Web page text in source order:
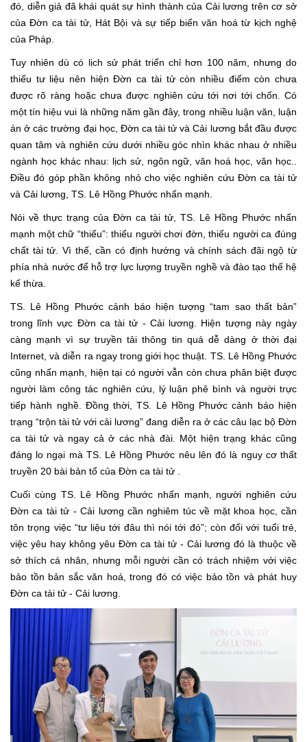
đó, diễn giả đã khái quát sự hình thành của Cải lương trên cơ sở
của Đờn ca tài tử, Hát Bội và sự tiếp biến văn hoá từ kịch nghệ
của Pháp.
Tuy nhiên dù có lịch sử phát triển chỉ hơn 100 năm, nhưng do
thiếu tư liệu nên hiện Đờn ca tài tử còn nhiều điểm còn chưa
được rõ ràng hoặc chưa được nghiên cứu tới nơi tới chốn. Có
một tín hiệu vui là những năm gần đây, trong nhiều luận văn, luận
án ở các trường đại học, Đờn ca tài tử và Cải lương bắt đầu được
quan tâm và nghiên cứu dưới nhiều góc nhìn khác nhau ở nhiều
ngành học khác nhau: lịch sử, ngôn ngữ, văn hoá học, văn học..
Điều đó góp phần không nhỏ cho việc nghiên cứu Đờn ca tài tử
và Cải lương, TS. Lê Hồng Phước nhấn mạnh.
Nói về thực trạng của Đờn ca tài tử, TS. Lê Hồng Phước nhấn
mạnh một chữ “thiếu”: thiếu người chơi đờn, thiếu người ca đúng
chất tài tử. Vì thế, cần có định hướng và chính sách đãi ngộ từ
phía nhà nước để hỗ trợ lực lượng truyền nghề và đào tạo thế hệ
kế thừa.
TS. Lê Hồng Phước cảnh báo hiện tượng “tam sao thất bản”
trong lĩnh vực Đờn ca tài tử - Cải lương. Hiện tượng này ngày
càng mạnh vì sự truyền tải thông tin quá dễ dàng ở thời đại
Internet, và diễn ra ngay trong giới học thuật. TS. Lê Hồng Phước
cũng nhấn mạnh, hiện tại có người vẫn còn chưa phân biệt được
người làm công tác nghiên cứu, lý luận phê bình và người trực
tiếp hành nghề. Đồng thời, TS. Lê Hồng Phước cảnh báo hiện
trạng “trộn tài tử với cải lương” đang diễn ra ở các câu lạc bộ Đờn
ca tài tử và ngay cả ở các nhà đài. Một hiện trạng khác cũng
đáng lo ngại mà TS. Lê Hồng Phước nêu lên đó là nguy cơ thất
truyền 20 bài bản tổ của Đờn ca tài tử .
Cuối cùng TS. Lê Hồng Phước nhấn mạnh, người nghiên cứu
Đờn ca tài tử - Cải lương cần nghiêm túc về mặt khoa học, cần
tôn trọng việc “tư liệu tới đâu thì nói tới đó”; còn đối với tuổi trẻ,
việc yêu hay không yêu Đờn ca tài tử - Cải lương đó là thuộc về
sở thích cá nhân, nhưng mỗi người cần có trách nhiệm với việc
bảo tồn bản sắc văn hoá, trong đó có việc bảo tồn và phát huy
Đờn ca tài tử - Cải lương.